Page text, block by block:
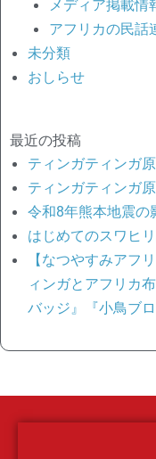
メディア掲載情
アフリカの民話
未分類
おしらせ
最近の投稿
ティンガティンガ
ティンガティンガ
令和8年熊本地震の
はじめてのスワヒ
【なつやすみアフ
ィンガとアフリカ
バッジ』『小鳥ブ